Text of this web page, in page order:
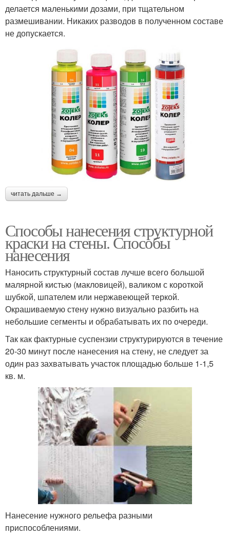
делается маленькими дозами, при тщательном
размешивании. Никаких разводов в полученном составе
не допускается.
читать дальше →
Способы нанесения структурной
краски на стены. Способы
нанесения
Наносить структурный состав лучше всего большой
малярной кистью (макловицей), валиком с короткой
шубкой, шпателем или нержавеющей теркой.
Окрашиваемую стену нужно визуально разбить на
небольшие сегменты и обрабатывать их по очереди.
Так как фактурные суспензии структурируются в течение
20-30 минут после нанесения на стену, не следует за
один раз захватывать участок площадью больше 1-1,5
кв. м.
Нанесение нужного рельефа разными
приспособлениями.